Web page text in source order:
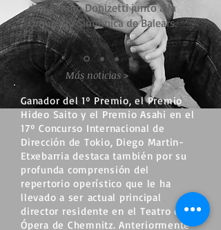
de Gaetano Donizetti junto a la
Orquestra Simfònica de Balears.
Más noticias >
Ganador del 1º Premio, el Premio
Hideo Saito y el Premio Asahi en el
17º Concurso Internacional de
Dirección de Tokio, Diego Martin-
Etxebarria destaca también por su
profunda comprensión del
repertorio operístico que le ha
llevado a ser actual principal
director residente en el Teatro de la
Ópera de Chemnitz. Anteriormente